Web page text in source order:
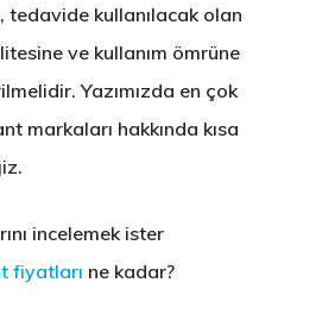
tedavide kullanılacak olan
ve kullanım ömrüne
Yazımızda en çok
markaları hakkında kısa
incelemek ister
fiyatları ne kadar?